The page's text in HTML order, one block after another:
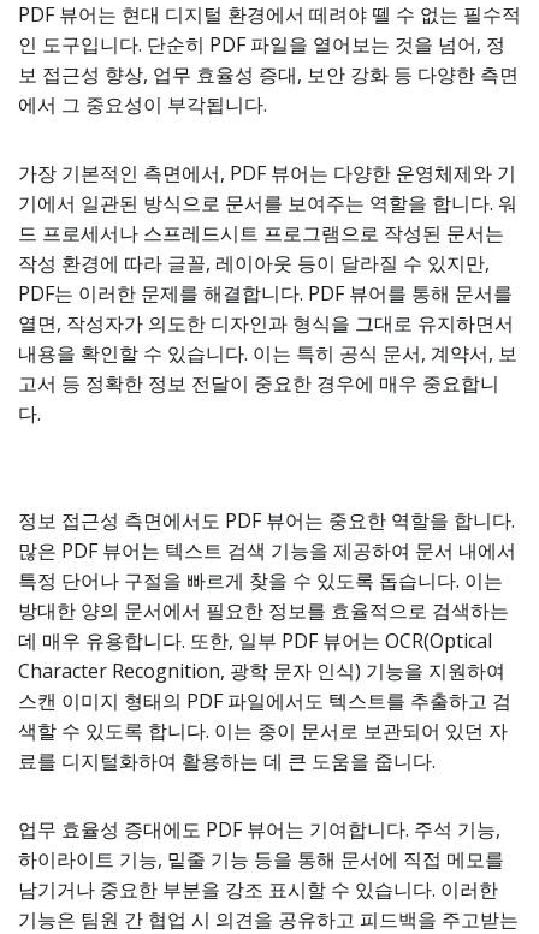
PDF 뷰어는 현대 디지털 환경에서 떼려야 뗄 수 없는 필수적
인 도구입니다. 단순히 PDF 파일을 열어보는 것을 넘어, 정
보 접근성 향상, 업무 효율성 증대, 보안 강화 등 다양한 측면
에서 그 중요성이 부각됩니다.
가장 기본적인 측면에서, PDF 뷰어는 다양한 운영체제와 기
기에서 일관된 방식으로 문서를 보여주는 역할을 합니다. 워
드 프로세서나 스프레드시트 프로그램으로 작성된 문서는
작성 환경에 따라 글꼴, 레이아웃 등이 달라질 수 있지만,
PDF는 이러한 문제를 해결합니다. PDF 뷰어를 통해 문서를
열면, 작성자가 의도한 디자인과 형식을 그대로 유지하면서
내용을 확인할 수 있습니다. 이는 특히 공식 문서, 계약서, 보
고서 등 정확한 정보 전달이 중요한 경우에 매우 중요합니
다.
정보 접근성 측면에서도 PDF 뷰어는 중요한 역할을 합니다.
많은 PDF 뷰어는 텍스트 검색 기능을 제공하여 문서 내에서
특정 단어나 구절을 빠르게 찾을 수 있도록 돕습니다. 이는
방대한 양의 문서에서 필요한 정보를 효율적으로 검색하는
데 매우 유용합니다. 또한, 일부 PDF 뷰어는 OCR(Optical
Character Recognition, 광학 문자 인식) 기능을 지원하여
스캔 이미지 형태의 PDF 파일에서도 텍스트를 추출하고 검
색할 수 있도록 합니다. 이는 종이 문서로 보관되어 있던 자
료를 디지털화하여 활용하는 데 큰 도움을 줍니다.
업무 효율성 증대에도 PDF 뷰어는 기여합니다. 주석 기능,
하이라이트 기능, 밑줄 기능 등을 통해 문서에 직접 메모를
남기거나 중요한 부분을 강조 표시할 수 있습니다. 이러한
기능은 팀원 간 협업 시 의견을 공유하고 피드백을 주고받는